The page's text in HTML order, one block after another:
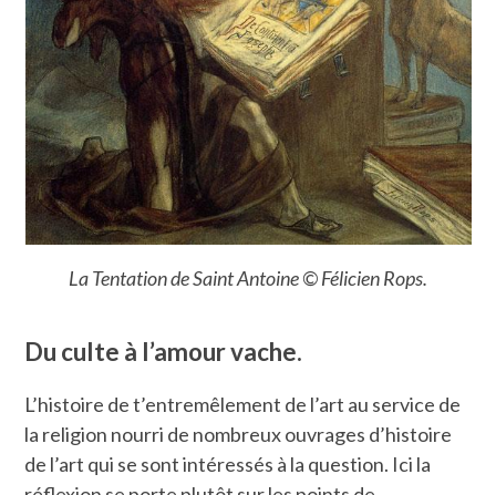
La Tentation de Saint Antoine © Félicien Rops.
Du culte à l’amour vache.
L’histoire de t’entremêlement de l’art au service de
la religion nourri de nombreux ouvrages d’histoire
de l’art qui se sont intéressés à la question. Ici la